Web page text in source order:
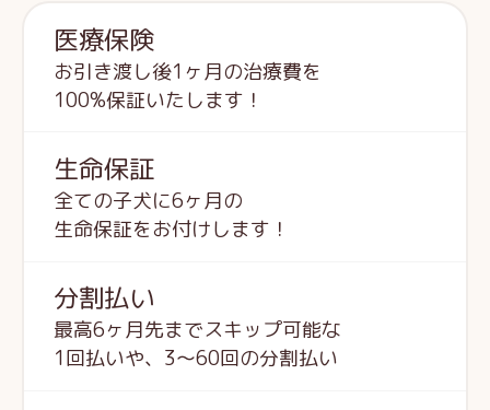
医療保険
お引き渡し後1ヶ月の治療費を
100%保証いたします！
生命保証
全ての子犬に6ヶ月の
生命保証をお付けします！
分割払い
最高6ヶ月先までスキップ可能な
1回払いや、3～60回の分割払い